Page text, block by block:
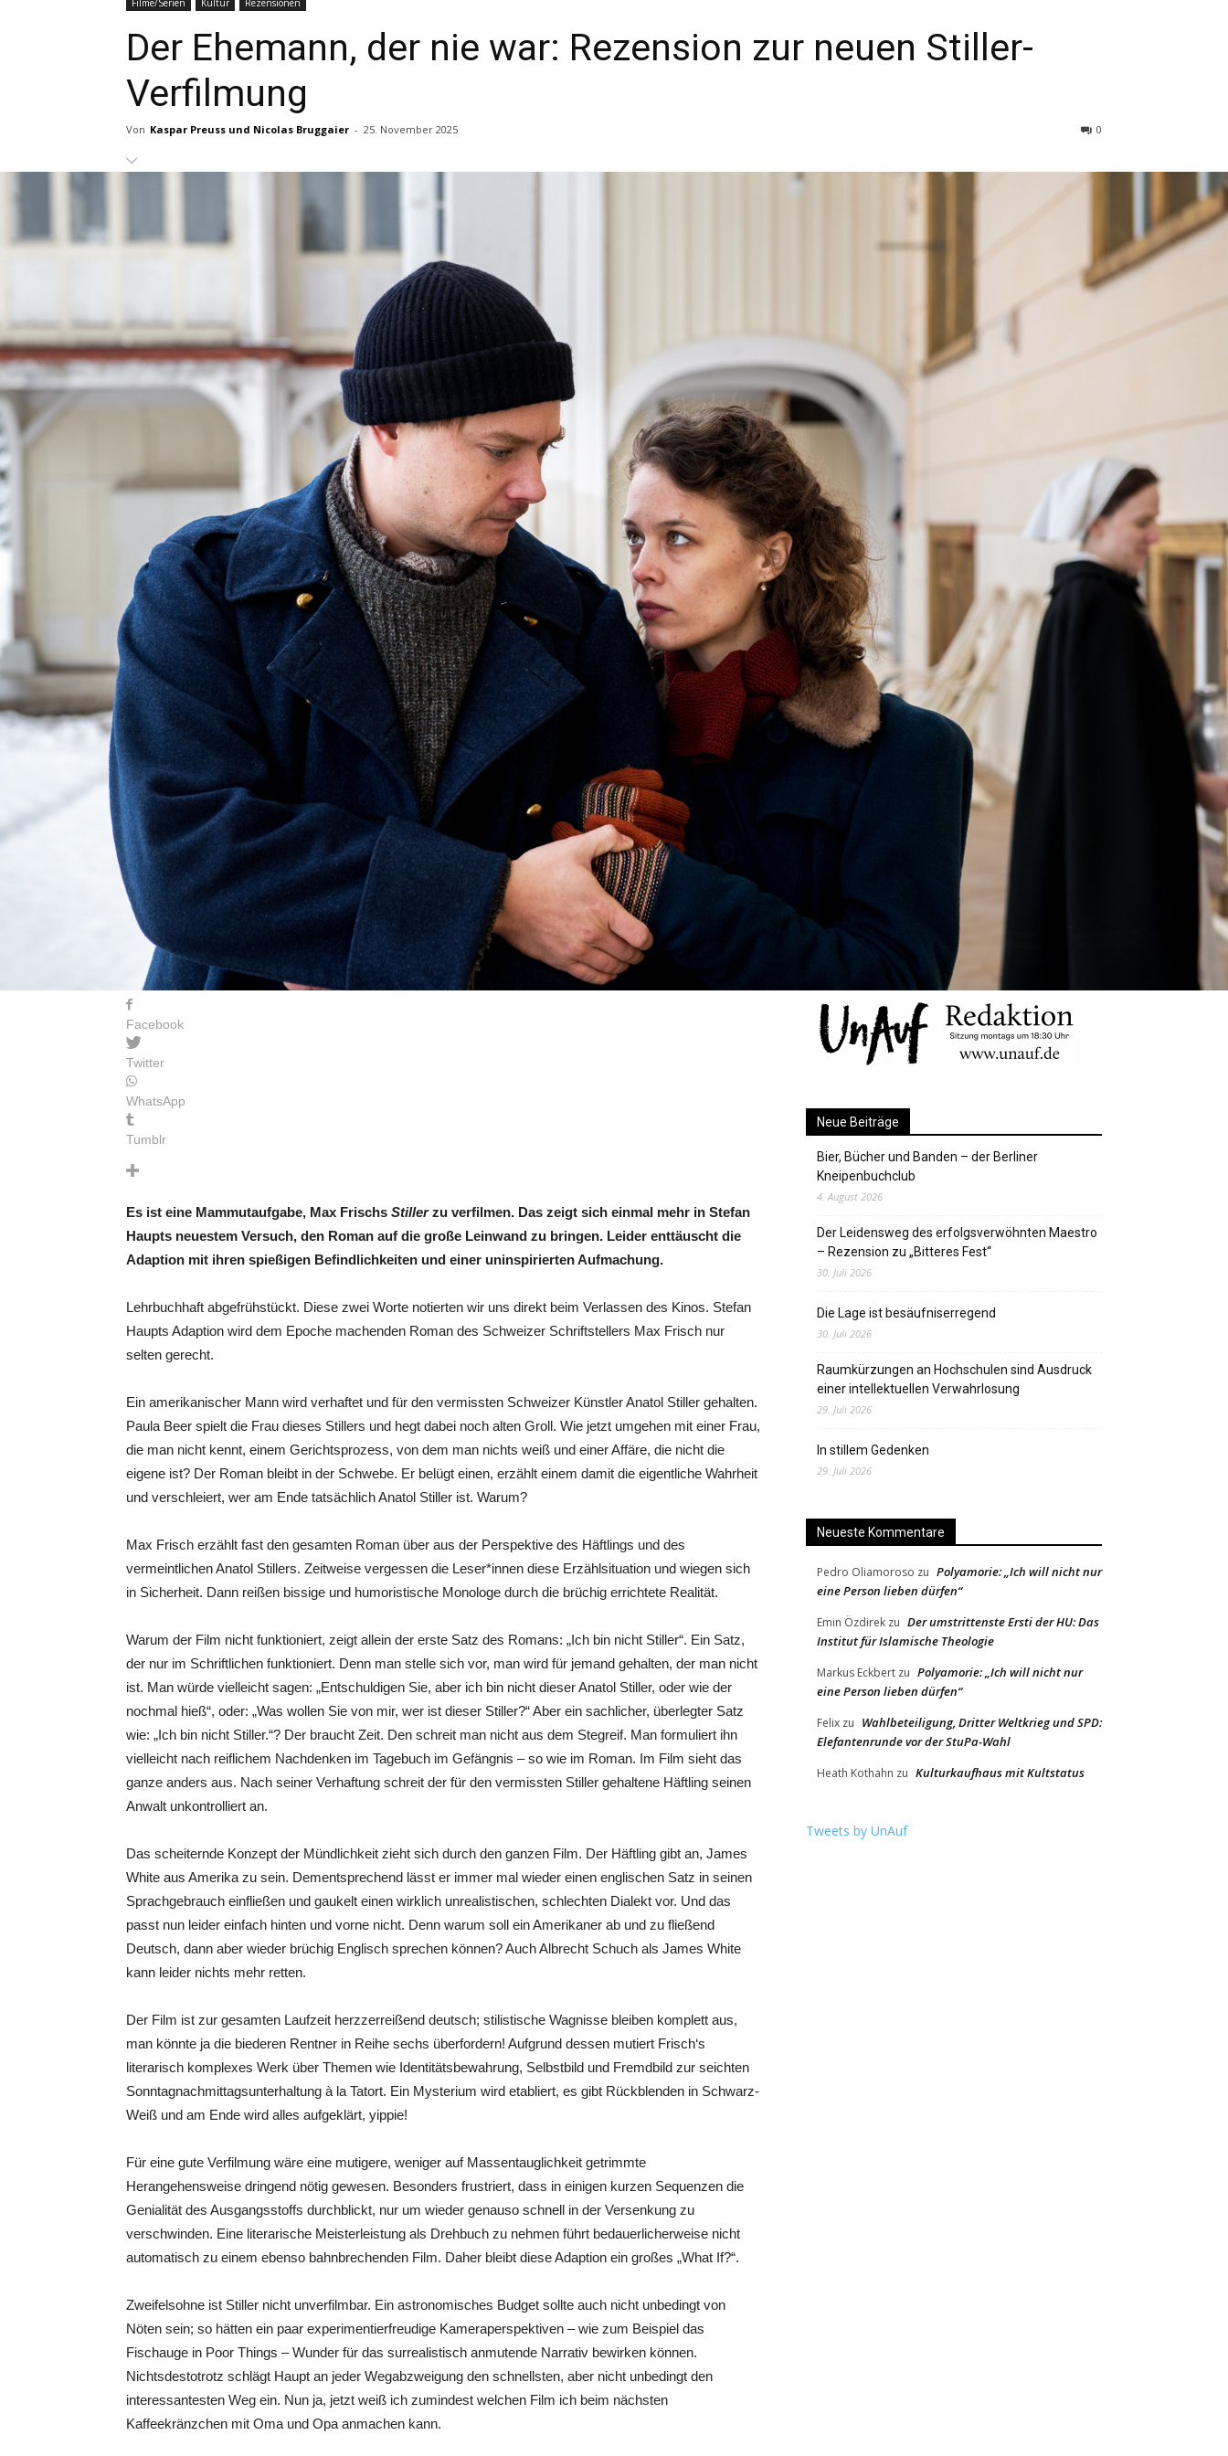
Filme/Serien Kultur Rezensionen
Der Ehemann, der nie war: Rezension zur neuen Stiller-
Verfilmung
Von Kaspar Preuss und Nicolas Bruggaier - 25. November 2025 0
Facebook
Twitter
WhatsApp
Tumblr
Es ist eine Mammutaufgabe, Max Frischs Stillerzu verfilmen. Das zeigt sich einmal mehr in Stefan
Haupts neuestem Versuch, den Roman auf die große Leinwand zu bringen. Leider enttäuscht die
Adaption mit ihren spießigen Befindlichkeiten und einer uninspirierten Aufmachung.
Lehrbuchhaft abgefrühstückt. Diese zwei Worte notierten wir uns direkt beim Verlassen des Kinos. Stefan
Haupts Adaption wird dem Epoche machenden Roman des Schweizer Schriftstellers Max Frisch nur
selten gerecht.
Ein amerikanischer Mann wird verhaftet und für den vermissten Schweizer Künstler Anatol Stiller gehalten.
Paula Beer spielt die Frau dieses Stillers und hegt dabei noch alten Groll. Wie jetzt umgehen mit einer Frau,
die man nicht kennt, einem Gerichtsprozess, von dem man nichts weiß und einer Affäre, die nicht die
eigene ist? Der Roman bleibt in der Schwebe. Er belügt einen, erzählt einem damit die eigentliche Wahrheit
und verschleiert, wer am Ende tatsächlich Anatol Stiller ist. Warum?
Max Frisch erzählt fast den gesamten Roman über aus der Perspektive des Häftlings und des
vermeintlichen Anatol Stillers. Zeitweise vergessen die Leser*innen diese Erzählsituation und wiegen sich
in Sicherheit. Dann reißen bissige und humoristische Monologe durch die brüchig errichtete Realität.
Warum der Film nicht funktioniert, zeigt allein der erste Satz des Romans: „Ich bin nicht Stiller“. Ein Satz,
der nur im Schriftlichen funktioniert. Denn man stelle sich vor, man wird für jemand gehalten, der man nicht
ist. Man würde vielleicht sagen: „Entschuldigen Sie, aber ich bin nicht dieser Anatol Stiller, oder wie der
nochmal hieß“, oder: „Was wollen Sie von mir, wer ist dieser Stiller?“ Aber ein sachlicher, überlegter Satz
wie: „Ich bin nicht Stiller.“? Der braucht Zeit. Den schreit man nicht aus dem Stegreif. Man formuliert ihn
vielleicht nach reiflichem Nachdenken im Tagebuch im Gefängnis – so wie im Roman. Im Film sieht das
ganze anders aus. Nach seiner Verhaftung schreit der für den vermissten Stiller gehaltene Häftling seinen
Anwalt unkontrolliert an.
Das scheiternde Konzept der Mündlichkeit zieht sich durch den ganzen Film. Der Häftling gibt an, James
White aus Amerika zu sein. Dementsprechend lässt er immer mal wieder einen englischen Satz in seinen
Sprachgebrauch einfließen und gaukelt einen wirklich unrealistischen, schlechten Dialekt vor. Und das
passt nun leider einfach hinten und vorne nicht. Denn warum soll ein Amerikaner ab und zu fließend
Deutsch, dann aber wieder brüchig Englisch sprechen können? Auch Albrecht Schuch als James White
kann leider nichts mehr retten.
Der Film ist zur gesamten Laufzeit herzzerreißend deutsch; stilistische Wagnisse bleiben komplett aus,
man könnte ja die biederen Rentner in Reihe sechs überfordern! Aufgrund dessen mutiert Frisch‘s
literarisch komplexes Werk über Themen wie Identitätsbewahrung, Selbstbild und Fremdbild zur seichten
Sonntagnachmittagsunterhaltung à la Tatort. Ein Mysterium wird etabliert, es gibt Rückblenden in Schwarz-
Weiß und am Ende wird alles aufgeklärt, yippie!
Für eine gute Verfilmung wäre eine mutigere, weniger auf Massentauglichkeit getrimmte
Herangehensweise dringend nötig gewesen. Besonders frustriert, dass in einigen kurzen Sequenzen die
Genialität des Ausgangsstoffs durchblickt, nur um wieder genauso schnell in der Versenkung zu
verschwinden. Eine literarische Meisterleistung als Drehbuch zu nehmen führt bedauerlicherweise nicht
automatisch zu einem ebenso bahnbrechenden Film. Daher bleibt diese Adaption ein großes „What If?“.
Zweifelsohne ist Stiller nicht unverfilmbar. Ein astronomisches Budget sollte auch nicht unbedingt von
Nöten sein; so hätten ein paar experimentierfreudige Kameraperspektiven – wie zum Beispiel das
Fischauge in Poor Things – Wunder für das surrealistisch anmutende Narrativ bewirken können.
Nichtsdestotrotz schlägt Haupt an jeder Wegabzweigung den schnellsten, aber nicht unbedingt den
interessantesten Weg ein. Nun ja, jetzt weiß ich zumindest welchen Film ich beim nächsten
Kaffeekränzchen mit Oma und Opa anmachen kann.
Neue Beiträge
Bier, Bücher und Banden – der Berliner
Kneipenbuchclub
4. August 2026
Der Leidensweg des erfolgsverwöhnten Maestro
– Rezension zu „Bitteres Fest“
30. Juli 2026
Die Lage ist besäufniserregend
30. Juli 2026
Raumkürzungen an Hochschulen sind Ausdruck
einer intellektuellen Verwahrlosung
29. Juli 2026
In stillem Gedenken
29. Juli 2026
Neueste Kommentare
Pedro Oliamoroso zu Polyamorie: „Ich will nicht nur
eine Person lieben dürfen“
Emin Özdirek zu Der umstrittenste Ersti der HU: Das
Institut für Islamische Theologie
Markus Eckbert zu Polyamorie: „Ich will nicht nur
eine Person lieben dürfen“
Felix zu Wahlbeteiligung, Dritter Weltkrieg und SPD:
Elefantenrunde vor der StuPa-Wahl
Heath Kothahn zu Kulturkaufhaus mit Kultstatus
Tweets by UnAuf